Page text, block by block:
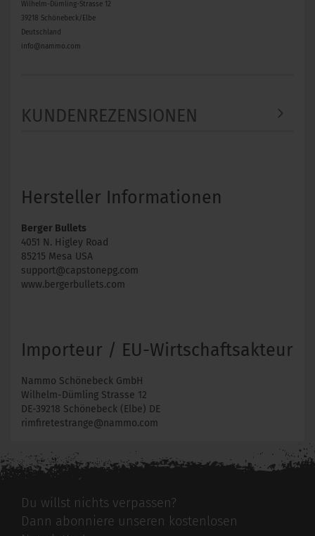
Wilhelm-Dümling-Strasse 12
39218 Schönebeck/Elbe
Deutschland
info@nammo.com
KUNDENREZENSIONEN
Hersteller Informationen
Berger Bullets
4051 N. Higley Road
85215 Mesa USA
support@capstonepg.com
www.bergerbullets.com
Importeur / EU-Wirtschaftsakteur
Nammo Schönebeck GmbH
Wilhelm-Dümling Strasse 12
DE-39218 Schönebeck (Elbe) DE
rimfiretestrange@nammo.com
Du willst nichts verpassen?
Dann abonniere unseren kostenlosen